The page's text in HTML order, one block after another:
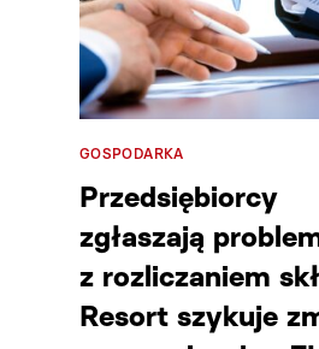
GOSPODARKA
Przedsiębiorcy
zgłaszają
z rozliczaniem
Resort szykuje